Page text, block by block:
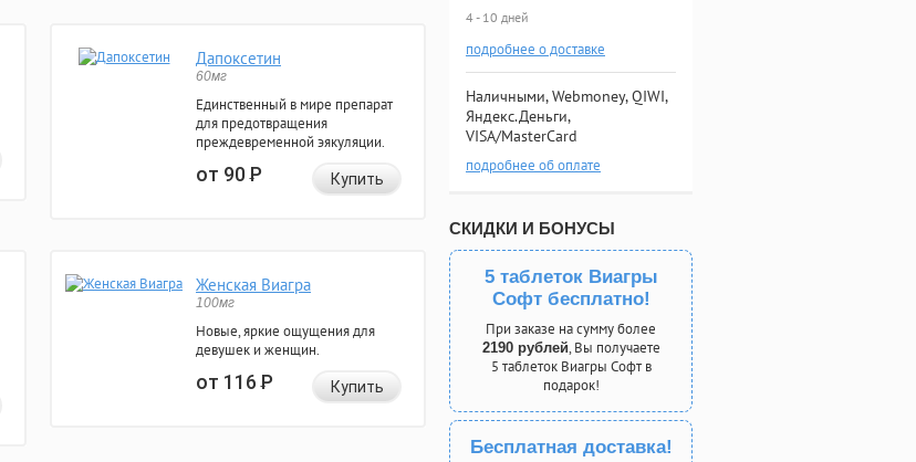
Дапоксетин
60мг
Единственный в мире препарат
для предотвращения
преждевременной эякуляции.
от 90Р Купить
Женская Виагра
100мг
Новые, яркие ощущения для
девушек и женщин.
от 116Р Купить
4 - 10 дней
подробнее о доставке
Наличными, Webmoney, QIWI,
Яндекс.Деньги,
VISA/MasterCard
подробнее об оплате
СКИДКИ И БОНУСЫ
5 таблеток Виагры
Софт бесплатно!
При заказе на сумму более
2190 рублей, Вы получаете
5 таблеток Виагры Софт в
подарок!
Бесплатная доставка!